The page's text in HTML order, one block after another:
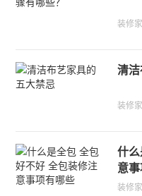
装修
清
装修
什
意
装修